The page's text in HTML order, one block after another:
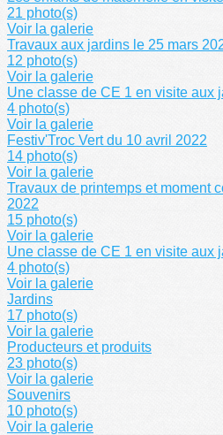
21 photo(s)
Voir la galerie
Travaux aux jardins le 25 mars
12 photo(s)
Voir la galerie
Une classe de CE 1 en visite aux
4 photo(s)
Voir la galerie
Festiv'Troc Vert du 10 avril 2022
14 photo(s)
Voir la galerie
Travaux de printemps et moment
2022
15 photo(s)
Voir la galerie
Une classe de CE 1 en visite aux
4 photo(s)
Voir la galerie
Jardins
17 photo(s)
Voir la galerie
Producteurs et produits
23 photo(s)
Voir la galerie
Souvenirs
10 photo(s)
Voir la galerie